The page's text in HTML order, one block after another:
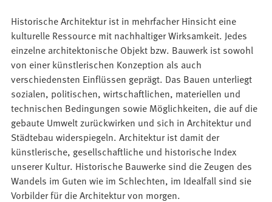
Historische Architektur ist in mehrfacher Hinsicht eine
kulturelle Ressource mit nachhaltiger Wirksamkeit. Jedes
einzelne architektonische Objekt bzw. Bauwerk ist sowohl
von einer künstlerischen Konzeption als auch
verschiedensten Einflüssen geprägt. Das Bauen unterliegt
sozialen, politischen, wirtschaftlichen, materiellen und
technischen Bedingungen sowie Möglichkeiten, die auf die
gebaute Umwelt zurückwirken und sich in Architektur und
Städtebau widerspiegeln. Architektur ist damit der
künstlerische, gesellschaftliche und historische Index
unserer Kultur. Historische Bauwerke sind die Zeugen des
Wandels im Guten wie im Schlechten, im Idealfall sind sie
Vorbilder für die Architektur von morgen.